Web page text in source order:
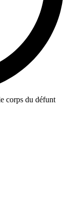
corps du défunt